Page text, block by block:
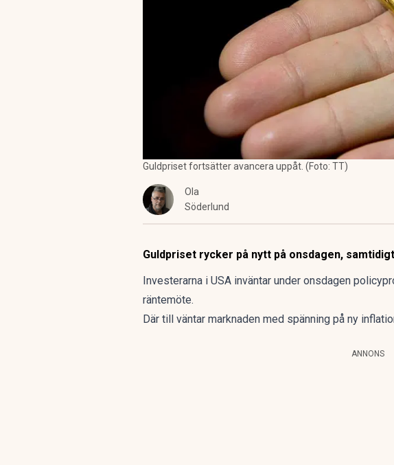
Guldpriset fortsätter avancera uppåt. (Foto: TT)
Ola
Söderlund
Guldpriset rycker på nytt på onsdagen,
Investerarna i USA inväntar under onsdagen
räntemöte.
Där till väntar marknaden med spänning på ny
ANNONS